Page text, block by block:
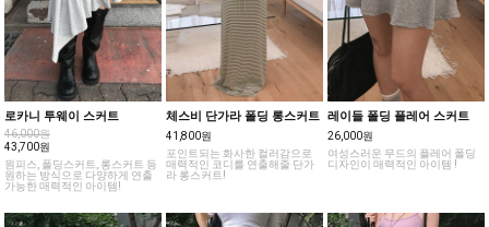
로카니 투웨이 스커트
46,000원
43,700원
원피스, 폴딩스커트, 롱스커트 등
원하는 방식으로 다양하게 연출
가능한 매력적인 아이템!
체스비 단가라 폴딩 롱스커트
41,800원
포인트되는 화사한 컬러감으로
매력적인 코디를 연출해줄 단가
라 롱스커트!
레이들 폴딩 플레어 스커트
26,000원
여성스러운 무드의 플레어 폴딩
디자인이 매력적인 아이템 !